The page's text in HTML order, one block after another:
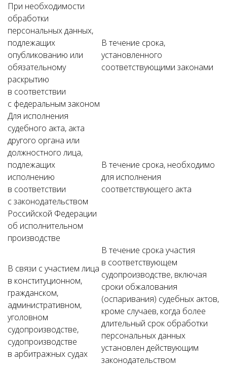
При необходимости
обработки
персональных данных,
подлежащих
опубликованию или
обязательному
раскрытию
в соответствии
с федеральным законом
В течение срока,
установленного
соответствующими законами
Для исполнения
судебного акта, акта
другого органа или
должностного лица,
подлежащих
исполнению
в соответствии
с законодательством
Российской Федерации
об исполнительном
производстве
В течение срока, необходимо
для исполнения
соответствующего акта
В связи с участием лица
в конституционном,
гражданском,
административном,
уголовном
судопроизводстве,
судопроизводстве
в арбитражных судах
В течение срока участия
в соответствующем
судопроизводстве, включая
сроки обжалования
(оспаривания) судебных актов,
кроме случаев, когда более
длительный срок обработки
персональных данных
установлен действующим
законодательством